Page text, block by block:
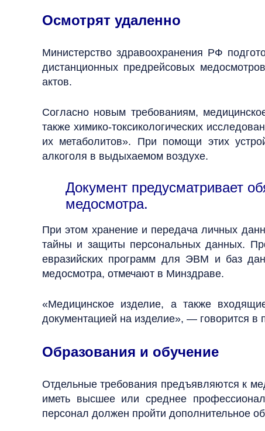
Осмотрят удаленно
Министерство здравоохранения РФ
дистанционных предрейсовых
актов.
Согласно новым требованиям,
также химико-токсикологических
их метаболитов». При помощи этих
алкоголя в выдыхаемом воздухе.
Документ предусматривает
медосмотра.
При этом хранение и передача личных
тайны и защиты персональных данных.
евразийских программ для ЭВМ и баз
медосмотра, отмечают в Минздраве.
«Медицинское изделие, а также
документацией на изделие», — говорится в
Образования и обучение
Отдельные требования предъявляются к
иметь высшее или среднее
персонал должен пройти дополнительное